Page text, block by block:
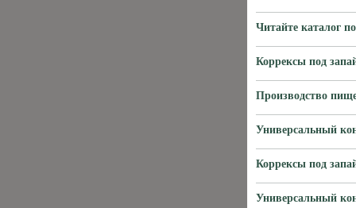
Читайте каталог
Коррексы под
Производство
Универсальный
Коррексы под
Универсальный